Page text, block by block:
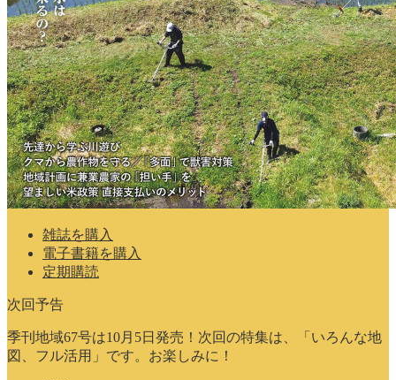
雑誌を購入
電子書籍を購入
定期購読
次回予告
季刊地域67号は10月5日発売！次回の特集は、「いろんな地
図、フル活用」です。お楽しみに！